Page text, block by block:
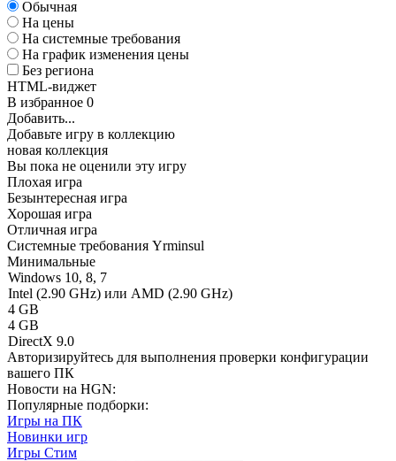
Обычная
На цены
На системные требования
На график изменения цены
Без региона
HTML-виджет
В избранное 0
Добавить...
Добавьте игру в коллекцию
новая коллекция
Вы пока не оценили эту игру
Плохая игра
Безынтересная игра
Хорошая игра
Отличная игра
Системные требования Yrminsul
Минимальные
Windows 10, 8, 7
Intel (2.90 GHz) или AMD (2.90 GHz)
4 GB
4 GB
DirectX 9.0
Авторизируйтесь для выполнения проверки конфигурации
вашего ПК
Новости на HGN:
Популярные подборки:
Игры на ПК
Новинки игр
Игры Стим